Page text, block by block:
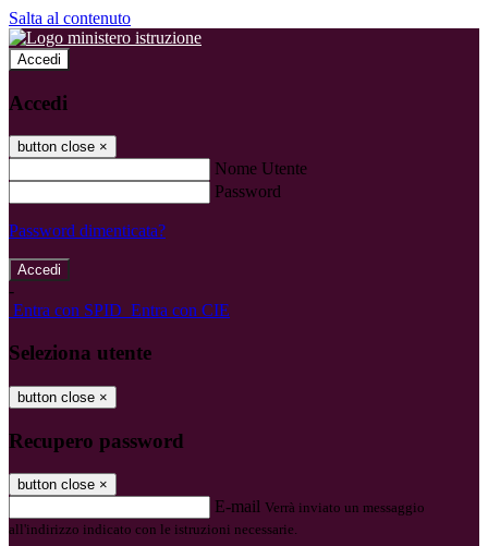
Salta al contenuto
Accedi
Accedi
button close ×
Nome Utente
Password
Password dimenticata?
-
Entra con SPID Entra con CIE
Seleziona utente
button close ×
Recupero password
button close ×
E-mail Verrà inviato un messaggio
all'indirizzo indicato con le istruzioni necessarie.